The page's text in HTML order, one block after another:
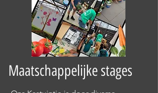
Maatschappelijke stages